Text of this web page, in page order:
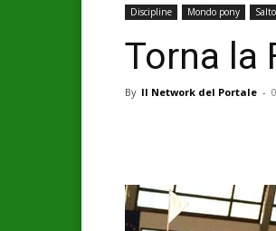
Discipline Mondo pony
Torna la
By Il Network del Portale -